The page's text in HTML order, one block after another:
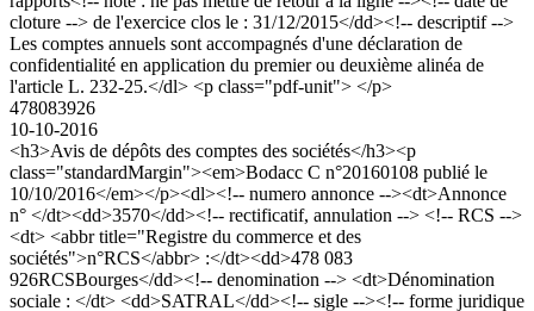
cloture --> de l'exercice clos le : 31/12/2015</dd><!-- descriptif -->
Les comptes annuels sont accompagnés d'une déclaration de
confidentialité en application du premier ou deuxième alinéa de
l'article L. 232-25.</dl> <p class="pdf-unit"> </p>
478083926
10-10-2016
<h3>Avis de dépôts des comptes des sociétés</h3><p
class="standardMargin"><em>Bodacc C n°20160108 publié le
10/10/2016</em></p><dl><!-- numero annonce --><dt>Annonce
n° </dt><dd>3570</dd><!-- rectificatif, annulation --> <!-- RCS -->
<dt> <abbr title="Registre du commerce et des
sociétés">n°RCS</abbr> :</dt><dd>478 083
926RCSBourges</dd><!-- denomination --> <dt>Dénomination
sociale : </dt> <dd>SATRAL</dd><!-- sigle --><!-- forme juridique